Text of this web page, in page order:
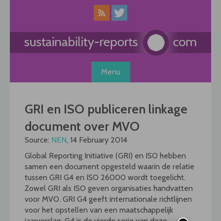
Menu
GRI en ISO publiceren linkage
document over MVO
Source: NEN, 14 February 2014
Global Reporting Initiative (GRI) en ISO hebben
samen een document opgesteld waarin de relatie
tussen GRI G4 en ISO 26000 wordt toegelicht.
Zowel GRI als ISO geven organisaties handvatten
voor MVO. GRI G4 geeft internationale richtlijnen
voor het opstellen van een maatschappelijk